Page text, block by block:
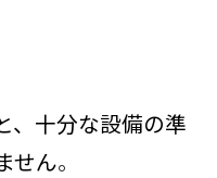
、十分な設備の準
せん。